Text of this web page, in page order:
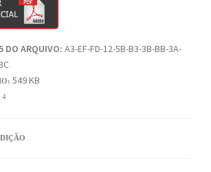
DO ARQUIVO: A3-EF-FD-12-5B-B3-3B-BB-3A-
549 KB
4